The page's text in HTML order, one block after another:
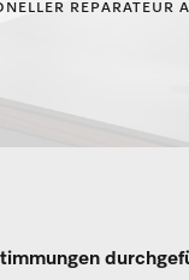
REPARATEUR